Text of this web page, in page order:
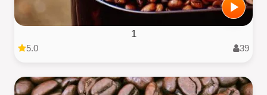
1
5.0 39